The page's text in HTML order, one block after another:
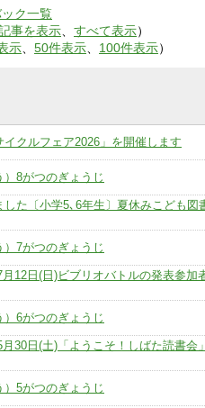
ック一覧
事を表示 すべて表示）
示 50件表示 100件表示）
イクルフェア2026」を開催します
8がつのぎょうじ
た〔小学5､6年生〕夏休みこども図
7がつのぎょうじ
12日(日)ビブリオバトルの発表参加
6がつのぎょうじ
30日(土)「ようこそ！しばた読書会
5がつのぎょうじ